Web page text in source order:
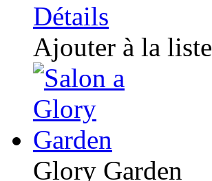
Détails
Ajouter à la liste
Glory Garden